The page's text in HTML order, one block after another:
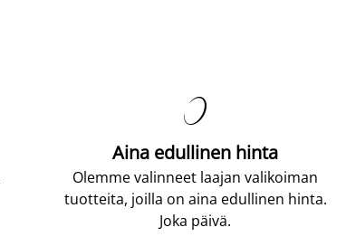

Aina edullinen hinta
Olemme valinneet laajan valikoiman
tuotteita, joilla on aina edullinen hinta.
Joka päivä.